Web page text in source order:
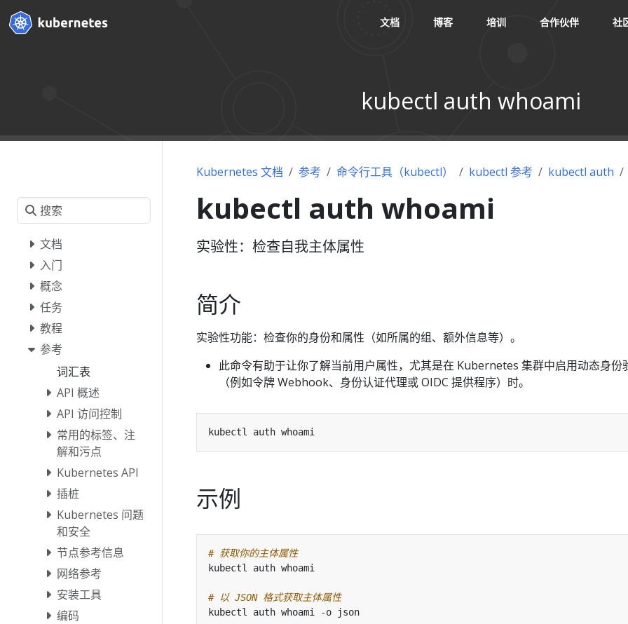
文档 博客 培训 合作伙伴 社
kubectl auth whoami
文档
入门
概念
任务
教程
参考
词汇表
API 概述
API 访问控制
常用的标签、注
解和污点
Kubernetes API
插桩
Kubernetes 问题
和安全
节点参考信息
网络参考
安装工具
编码
Kubernetes 文档 参考 命令行工具（kubectl） kubectl 参考 kubectl auth
kubectl auth whoami
实验性：检查自我主体属性
简介
实验性功能：检查你的身份和属性（如所属的组、额外信息等）。
此命令有助于让你了解当前用户属性，尤其是在 Kubernetes 集群中启用动态身份
（例如令牌 Webhook、身份认证代理或 OIDC 提供程序）时。
示例
# 获取你的主体属性
# 以 JSON 格式获取主体属性